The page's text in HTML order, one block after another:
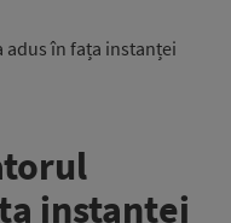
adus în fața instanței
instanței